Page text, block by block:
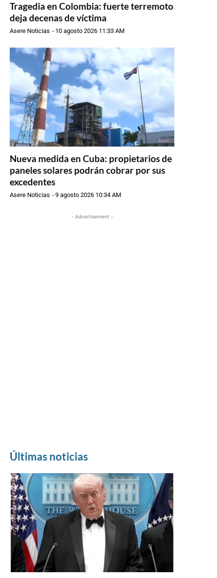
Tragedia en Colombia: fuerte terremoto
deja decenas de víctima
Asere Noticias - 10 agosto 2026 11:33 AM
Nueva medida en Cuba: propietarios de
paneles solares podrán cobrar por sus
excedentes
Asere Noticias -9 agosto 2026 10:34 AM
- Advertisement -
Últimas noticias